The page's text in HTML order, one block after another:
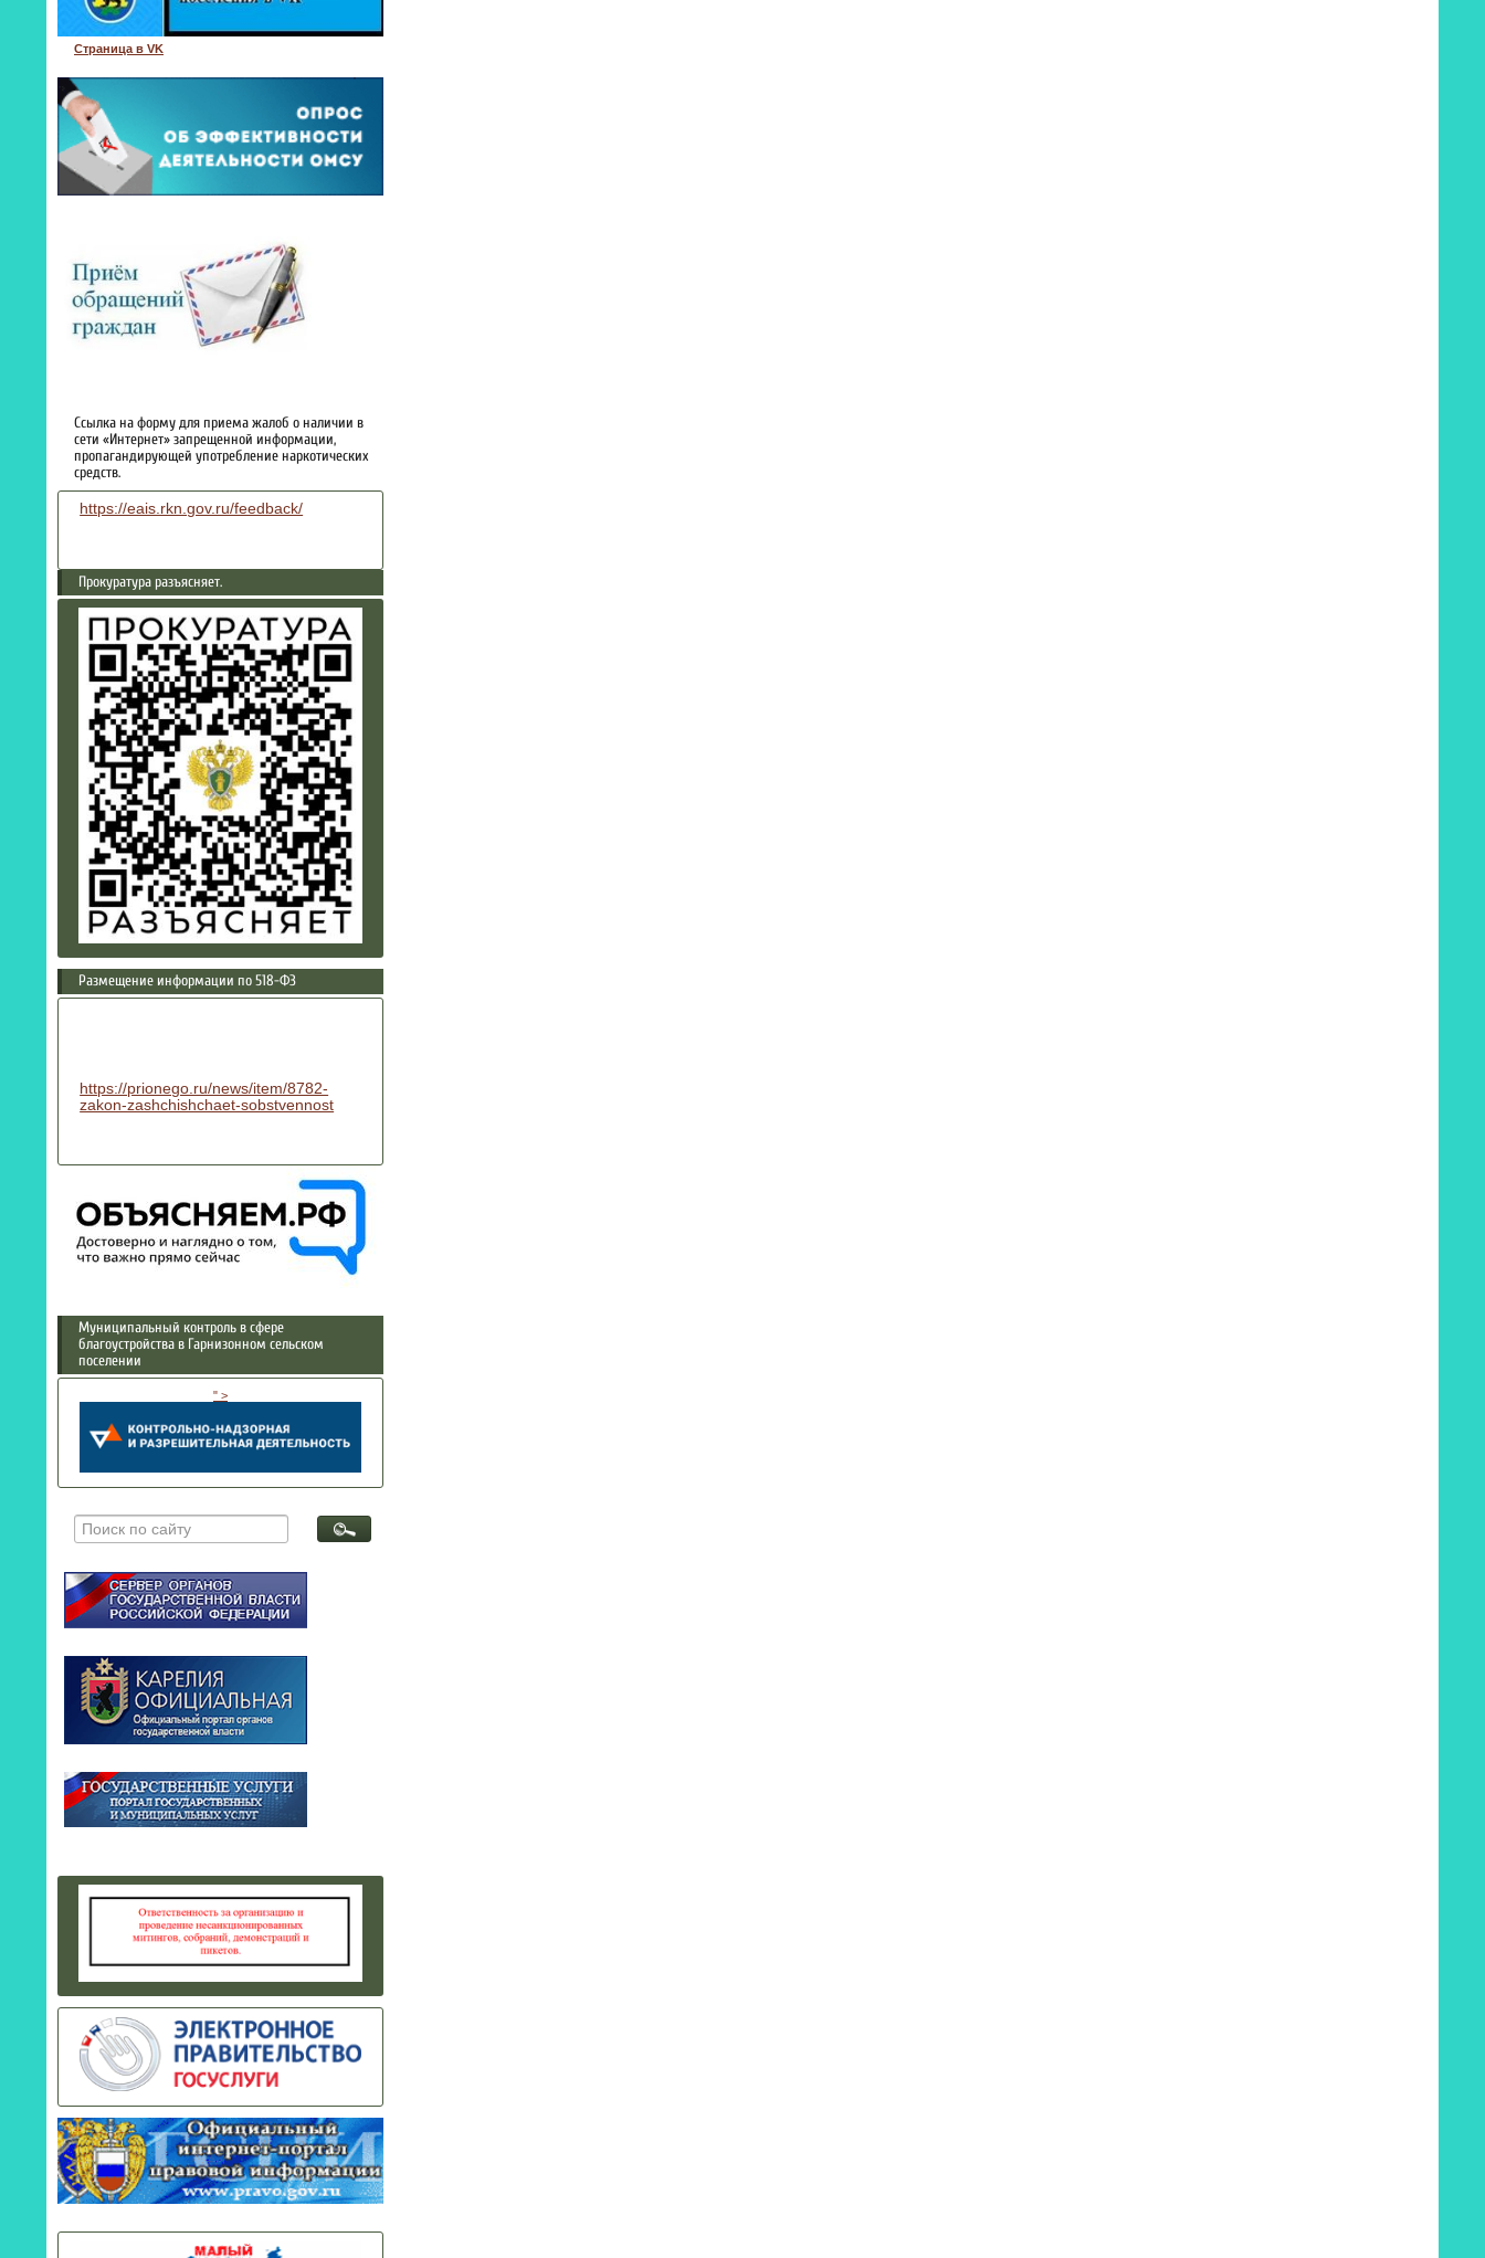
Страница в VK
Ссылка на форму для приема жалоб о наличии в
сети «Интернет» запрещенной информации,
пропагандирующей употребление наркотических
средств.
https://eais.rkn.gov.ru/feedback/
Прокуратура разъясняет.
Размещение информации по 518-ФЗ
https://prionego.ru/news/item/8782-
zakon-zashchishchaet-sobstvennost
Муниципальный контроль в сфере
благоустройства в Гарнизонном сельском
поселении
" >